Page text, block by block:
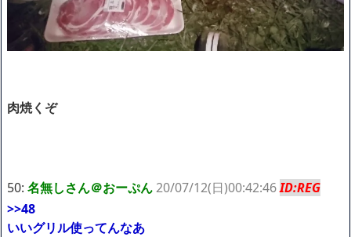
肉焼くぞ
50: 名無しさん＠おーぷん20/07/12(日)00:42:46ID:REG
>>48
いいグリル使ってんなあ